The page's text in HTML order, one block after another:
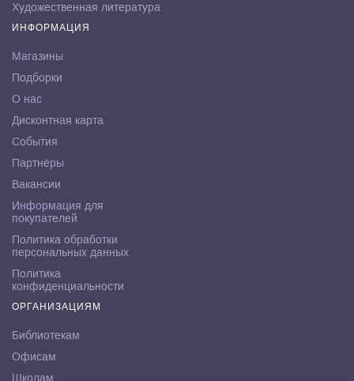
Художественная литература
ИНФОРМАЦИЯ
Магазины
Подборки
О нас
Дисконтная карта
События
Партнёры
Вакансии
Информация для
покупателей
Политика обработки
персональных данных
Политика
конфиденциальности
ОРГАНИЗАЦИЯМ
Библиотекам
Офисам
Школам